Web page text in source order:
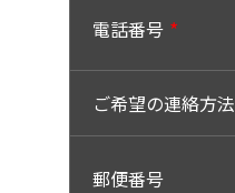
電話番号
ご希望の連絡方法
郵便番号